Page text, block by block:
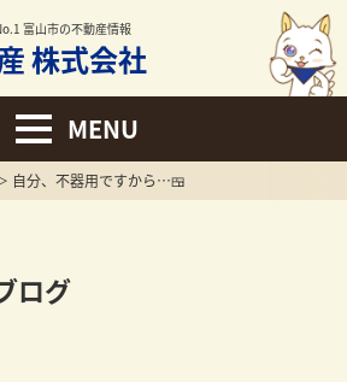
富山市の不動産情報
株式会社
自分、不器用ですから…🍱
ログ